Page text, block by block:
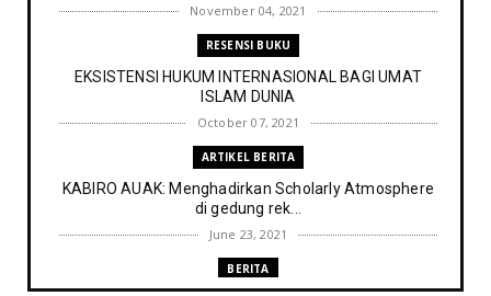
November 04, 2021
RESENSI BUKU
EKSISTENSI HUKUM INTERNASIONAL BAGI UMAT
ISLAM DUNIA
October 07, 2021
ARTIKEL BERITA
KABIRO AUAK: Menghadirkan Scholarly Atmosphere
di gedung rek...
June 23, 2021
BERITA